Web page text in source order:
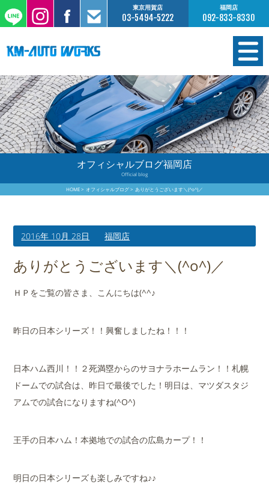
東京用賀店
03-5494-5222
福岡店
092-833-8330
在庫情報
オーダー販売
工場サービス
保証について
買取査定のご案内
店舗案内
会社概要
オフィシャルブログ福岡店
Official blog
HOME オフィシャルブログ ありがとうございます＼(^o^)／
2016年 10月 28日 福岡店
ありがとうございます＼(^o^)／
ＨＰをご覧の皆さま、こんにちは(^^♪
昨日の日本シリーズ！！興奮しましたね！！！
日本ハム西川！！２死満塁からのサヨナラホームラン！！札幌
ドームでの試合は、昨日で最後でした！明日は、マツダスタジ
アムでの試合になりますね(^O^)
王手の日本ハム！本拠地での試合の広島カープ！！
明日の日本シリーズも楽しみですね♪♪